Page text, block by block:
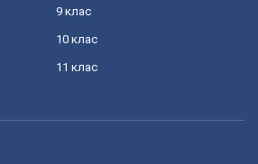
9 клас
10 клас
11 клас